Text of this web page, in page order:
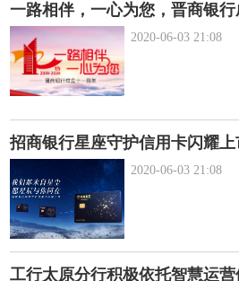
一路相伴，一心为您，晋商银行
2020-06-03 21:08
招商银行星座守护信用卡闪耀上
2020-06-03 21:08
工行太原分行积极依托智慧运